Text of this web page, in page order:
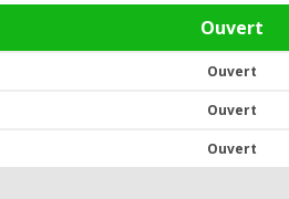
Ouvert
Ouvert
Ouvert
Ouvert